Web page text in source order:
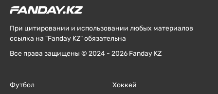
При цитировании и использовании любых материалов
ссылка на "Fanday KZ" обязательна
Все права защищены © 2024 - 2026 Fanday KZ
Футбол
Хоккей